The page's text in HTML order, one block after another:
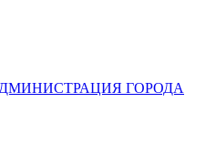
ГОРОДА